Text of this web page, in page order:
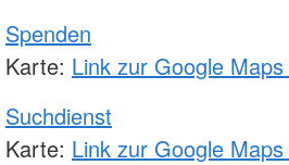
Spenden
Karte: Link zur Google
Suchdienst
Karte: Link zur Google